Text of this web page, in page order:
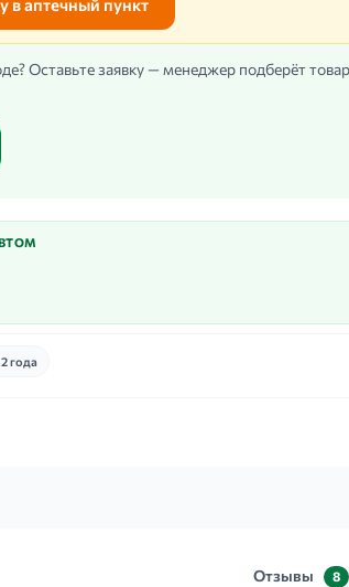
в аптечный пункт
Оставьте заявку — менеджер подберёт
года
Отзывы 8